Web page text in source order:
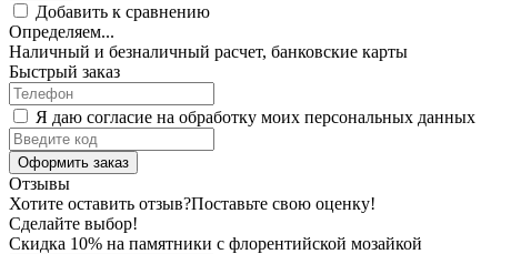
Добавить к сравнению
Определяем...
Наличный и безналичный расчет, банковские карты
Быстрый заказ
Я даю согласие на обработку моих персональных данных
Оформить заказ
Отзывы
Хотите оставить отзыв?Поставьте свою оценку!
Сделайте выбор!
Скидка 10% на памятники с флорентийской мозайкой